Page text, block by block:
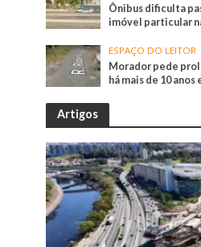
Ônibus dificulta
imóvel particular
ESPAÇO DO LEITOR
Morador pede
há mais de 10
Artigos